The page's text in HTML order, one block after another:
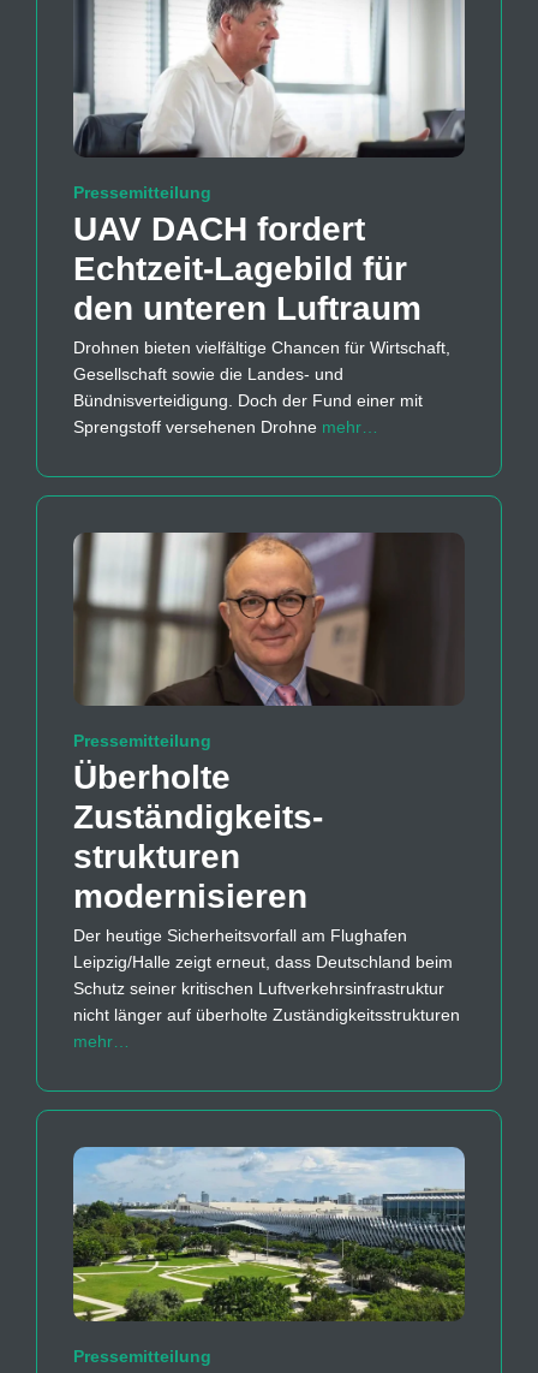
Pressemitteilung
UAV DACH fordert
Echtzeit-Lagebild für
den unteren Luftraum
Drohnen bieten vielfältige Chancen für Wirtschaft,
Gesellschaft sowie die Landes- und
Bündnisverteidigung. Doch der Fund einer mit
Sprengstoff versehenen Drohne mehr…
Pressemitteilung
Überholte
Zuständigkeits­
strukturen
modernisieren
Der heutige Sicherheitsvorfall am Flughafen
Leipzig/Halle zeigt erneut, dass Deutschland beim
Schutz seiner kritischen Luftverkehrsinfrastruktur
nicht länger auf überholte Zuständigkeitsstrukturen
mehr…
Pressemitteilung